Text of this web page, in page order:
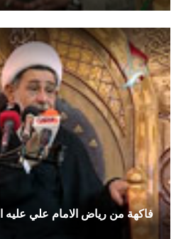
فاكهة من رياض الامام علي عليه